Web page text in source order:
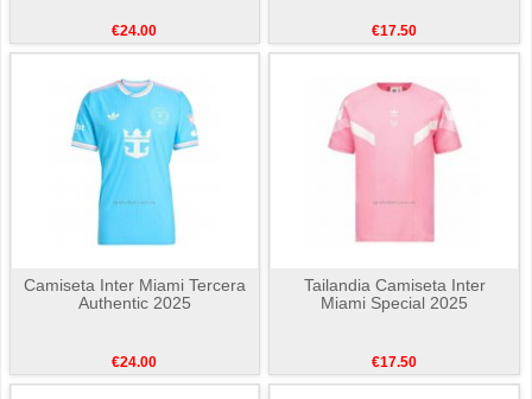
€24.00 €17.50
Camiseta Inter Miami Tercera
Authentic 2025
€24.00
Tailandia Camiseta Inter
Miami Special 2025
€17.50